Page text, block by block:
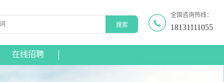
全国咨询热线：
18131111055
在线招聘